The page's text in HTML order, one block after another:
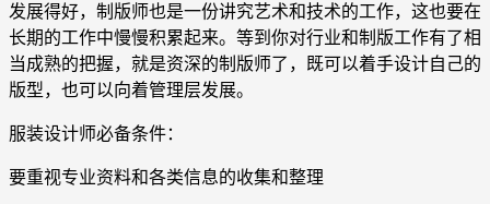
发展得好，制版师也是一份讲究艺术和技术的工作，这也要在
长期的工作中慢慢积累起来。等到你对行业和制版工作有了相
当成熟的把握，就是资深的制版师了，既可以着手设计自己的
版型，也可以向着管理层发展。
服装设计师必备条件：
要重视专业资料和各类信息的收集和整理